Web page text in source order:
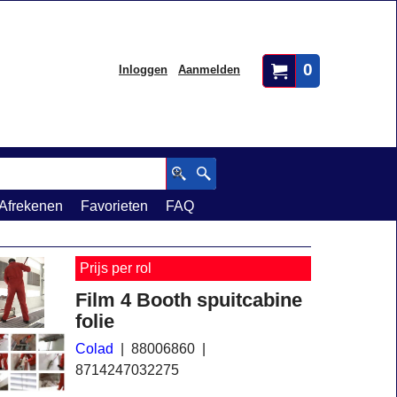
0
Inloggen Aanmelden
Favorieten FAQ
Prijs per rol
Film 4 Booth spuitcabine
folie
Colad
88006860
8714247032275